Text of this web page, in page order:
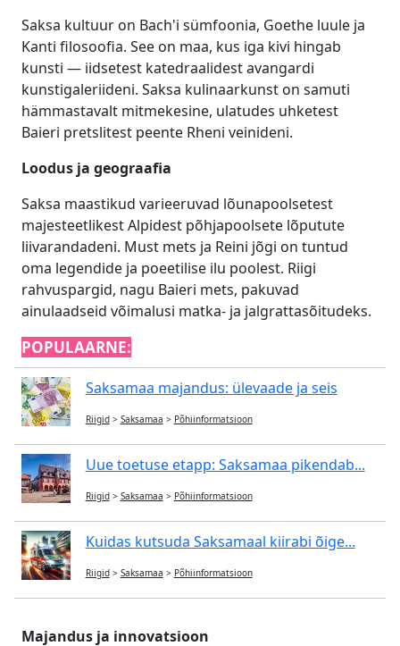
Saksa kultuur on Bach'i sümfoonia, Goethe luule ja
Kanti filosoofia. See on maa, kus iga kivi hingab
kunsti — iidsetest katedraalidest avangardi
kunstigaleriideni. Saksa kulinaarkunst on samuti
hämmastavalt mitmekesine, ulatudes uhketest
Baieri pretslitest peente Rheni veinideni.
Loodus ja geograafia
Saksa maastikud varieeruvad lõunapoolsetest
majesteetlikest Alpidest põhjapoolsete lõputute
liivarandadeni. Must mets ja Reini jõgi on tuntud
oma legendide ja poeetilise ilu poolest. Riigi
rahvuspargid, nagu Baieri mets, pakuvad
ainulaadseid võimalusi matka- ja jalgrattasõitudeks.
POPULAARNE:
Saksamaa majandus: ülevaade ja seis
Riigid > Saksamaa > Põhiinformatsioon
Uue toetuse etapp: Saksamaa pikendab...
Riigid > Saksamaa > Põhiinformatsioon
Kuidas kutsuda Saksamaal kiirabi õige...
Riigid > Saksamaa > Põhiinformatsioon
Majandus ja innovatsioon